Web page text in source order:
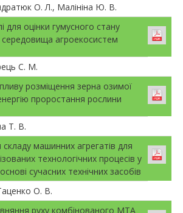
О. Л., Малініна Ю. В.
для оцінки гумусного стану
середовища агроекосистем
С. М.
розміщення зерна озимої
проростання рослини
Т. В.
машинних агрегатів для
технологічних процесів у
сучасних технічних засобів
О. В.
руху комбінованого МТА